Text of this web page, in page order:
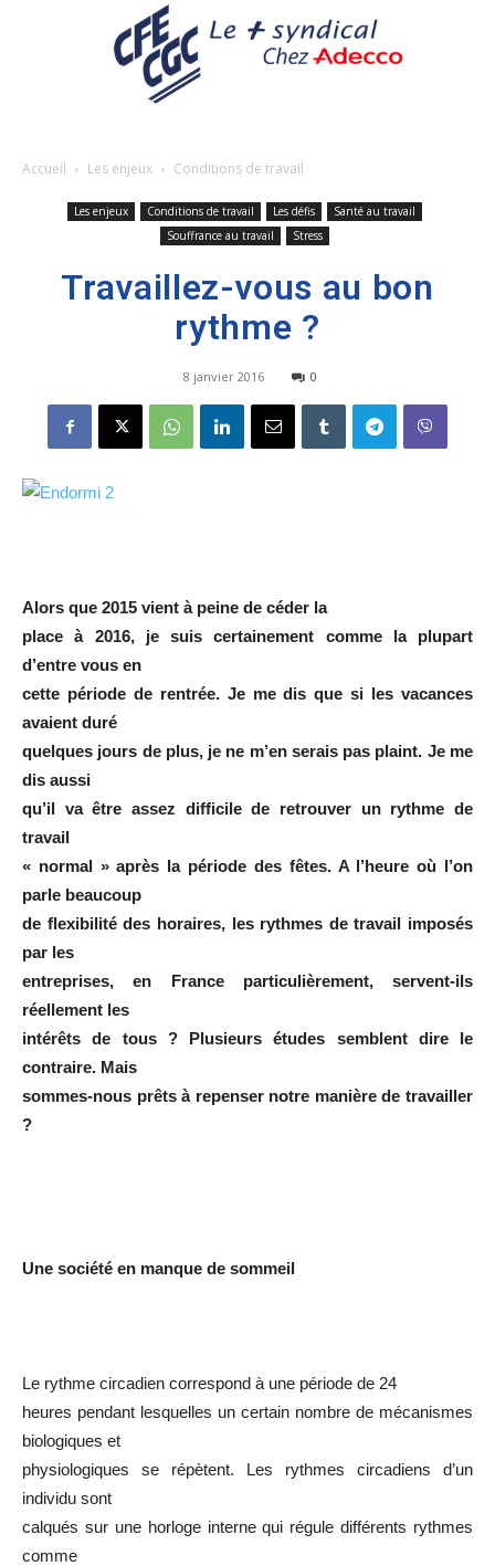
Accueil Les enjeux Conditions de travail
Les enjeux Conditions de travail Les défis
Santé au travail
Souffrance au travail
Stress
Travaillez-vous au bon
rythme ?
8 janvier 2016 0
Alors que 2015 vient à peine de céder la
place à 2016, je suis certainement comme la plupart
d’entre vous en
cette période de rentrée. Je me dis que si les vacances
avaient duré
quelques jours de plus, je ne m’en serais pas plaint. Je me
dis aussi
qu’il va être assez difficile de retrouver un rythme de
travail
« normal » après la période des fêtes. A l’heure où l’on
parle beaucoup
de flexibilité des horaires, les rythmes de travail imposés
par les
entreprises, en France particulièrement, servent-ils
réellement les
intérêts de tous ? Plusieurs études semblent dire le
contraire. Mais
sommes-nous prêts à repenser notre manière de travailler
?
Une société en manque de sommeil
Le rythme circadien correspond à une période de 24
heures pendant lesquelles un certain nombre de mécanismes
biologiques et
physiologiques se répètent. Les rythmes circadiens d’un
individu sont
calqués sur une horloge interne qui régule différents rythmes
comme